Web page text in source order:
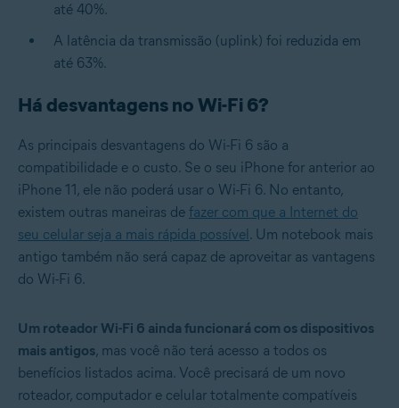
até 40%.
A latência da transmissão (uplink) foi reduzida em
até 63%.
Há desvantagens no Wi-Fi 6?
As principais desvantagens do Wi-Fi 6 são a
compatibilidade e o custo. Se o seu iPhone for anterior ao
iPhone 11, ele não poderá usar o Wi-Fi 6. No entanto,
existem outras maneiras de fazer com que a Internet do
seu celular seja a mais rápida possível . Um notebook mais
antigo também não será capaz de aproveitar as vantagens
do Wi-Fi 6.
Um roteador Wi-Fi 6 ainda funcionará com os dispositivos
mais antigos, mas você não terá acesso a todos os
benefícios listados acima. Você precisará de um novo
roteador, computador e celular totalmente compatíveis